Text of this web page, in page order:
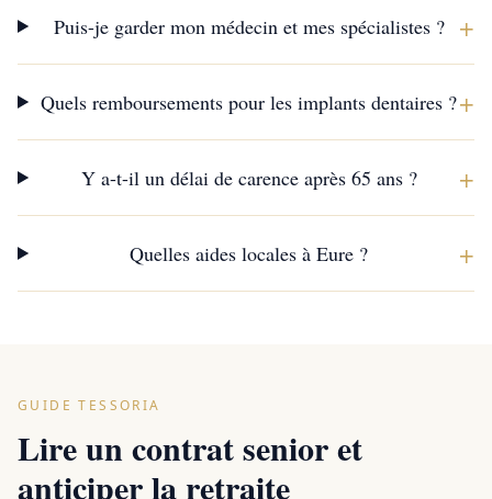
Puis-je garder mon médecin et mes spécialistes ? +
Quels remboursements pour les implants dentaires ?+
Y a-t-il un délai de carence après 65 ans ? +
Quelles aides locales à Eure ? +
GUIDE TESSORIA
Lire un contrat senior et
anticiper la retraite